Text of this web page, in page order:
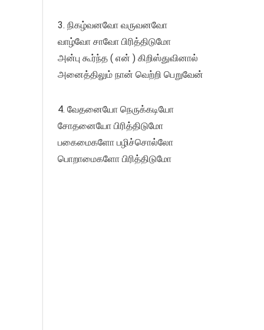
3. நிகழ்வனவோ வருவனவோ
வாழ்வோ சாவோ பிரித்திடுமோ
அன்பு கூர்ந்த ( என் ) கிறிஸ்துவினால்
அனைத்திலும் நான் வெற்றி பெறுவேன்
4. வேதனையோ நெருக்கடியோ
சோதனையோ பிரித்திடுமோ
பகைமைகளோ பழிச்சொல்லோ
பொறாமைகளோ பிரித்திடுமோ